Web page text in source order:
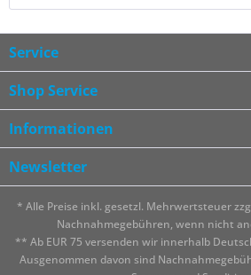
Service
Shop Service
Informationen
Newsletter
* Alle Preise inkl. gesetzl. Mehrwertsteuer
Nachnahmegebühren, wenn nicht
** Ab EUR 75 versenden wir innerhalb
Ausgenommen davon sind